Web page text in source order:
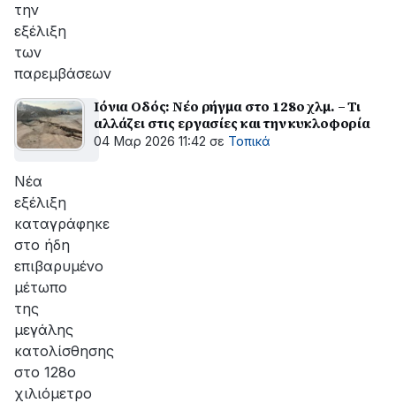
την
εξέλιξη
των
παρεμβάσεων
Ιόνια Οδός: Νέο ρήγμα στο 128ο χλμ. – Τι
αλλάζει στις εργασίες και την κυκλοφορία
04 Μαρ 2026 11:42 σε Τοπικά
Νέα
εξέλιξη
καταγράφηκε
στο ήδη
επιβαρυμένο
μέτωπο
της
μεγάλης
κατολίσθησης
στο 128ο
χιλιόμετρο